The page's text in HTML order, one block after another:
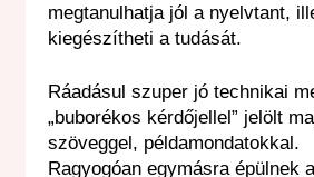
megtanulhatja jól a nyelvtant,
kiegészítheti a tudását.
Ráadásul szuper jó technikai
„buborékos kérdőjellel” jelölt
szöveggel, példamondatokkal.
Ragyogóan egymásra épülnek